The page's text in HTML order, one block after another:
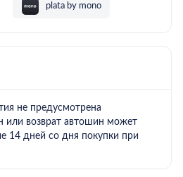
plata by mono
или возврат автошин может
14 дней со дня покупки при